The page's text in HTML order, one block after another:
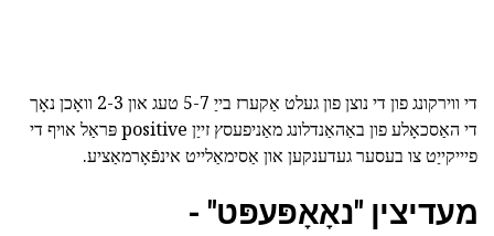
די ווירקונג פון די נוצן פון געלט אַקערז בייַ 5-7 טעג און 2-3 וואָכן נאָך
די האַסכאָלע פון באַהאַנדלונג מאַניפעסץ זייַן positive פּראַל אויף די
פיייקייַט צו בעסער געדענקען און אַסימאַלייט אינפֿאָרמאַציע.
מעדיצין "נאָאָפּעפּט" -